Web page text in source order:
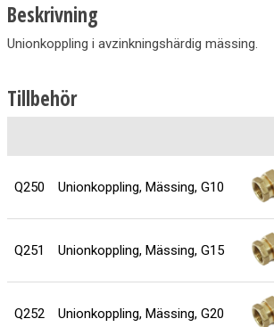
Beskrivning
Unionkoppling i avzinkningshärdig mässing.
Tillbehör
Q250 Unionkoppling, Mässing, G10
Q251 Unionkoppling, Mässing, G15
Q252 Unionkoppling, Mässing, G20